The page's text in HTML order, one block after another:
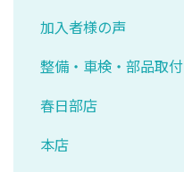
加入者様の声
整備・車検・部品取付
春日部店
本店